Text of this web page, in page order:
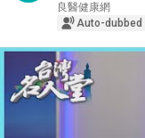
良醫健康網
Auto-dubbed